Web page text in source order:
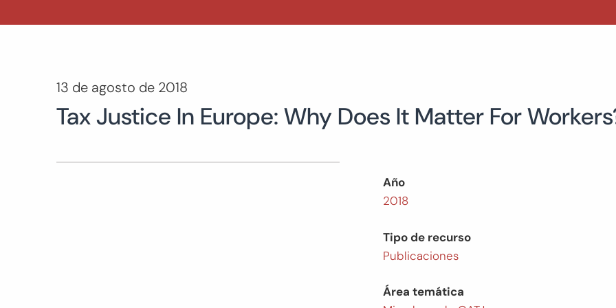
13 de agosto de 2018
Tax Justice In Europe: Why Does It Matter For
Año
2018
Tipo de recurso
Publicaciones
Área temática